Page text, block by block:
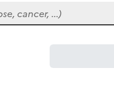
...)